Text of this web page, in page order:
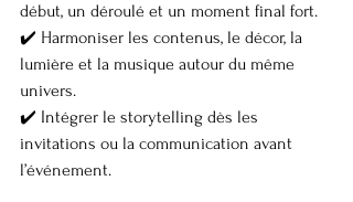
début, un déroulé et un moment final fort.
✔️ Harmoniser les contenus, le décor, la
lumière et la musique autour du même
univers.
✔️ Intégrer le storytelling dès les
invitations ou la communication avant
l’événement.